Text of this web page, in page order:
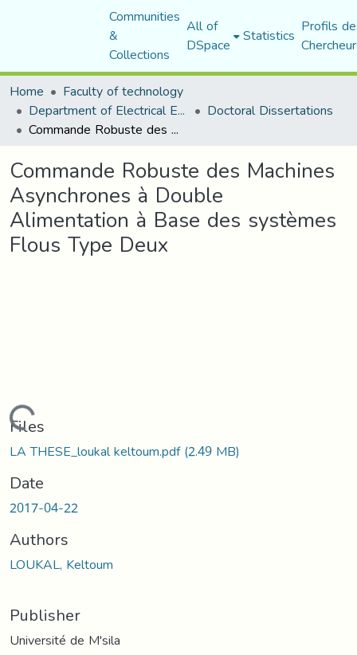
Communities
&
Collections
All of
DSpace Statistics Profils
Home
Faculty of technology
Department of Electrical Engineering Doctoral Dissertations
Commande Robuste des Machines Asynchrones à Double Alimentation à Base des systèmes Flous Type Deux
Commande Robuste des Machines
Asynchrones à Double
Alimentation à Base des systèmes
Flous Type Deux
Loading...
Files
LA THESE_loukal keltoum.pdf(2.49 MB)
Date
2017-04-22
Authors
LOUKAL, Keltoum
Publisher
Université de M'sila